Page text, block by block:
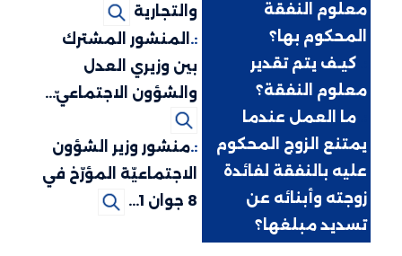
معلوم النفقة
المحكوم بها؟
كيـف يتم تقدير
معلوم النفقة؟
ما العمل عندما
يمتنع الزوج المحكوم
عليه بالنفقة لفائدة
زوجته وأبنائه عن
تسديد مبلغها؟
والتجارية
المنشور المشترك
بين وزيري العدل
والشؤون الاجتماعيّ...
منشور وزير الشؤون
الاجتماعيّة المؤرّخ في